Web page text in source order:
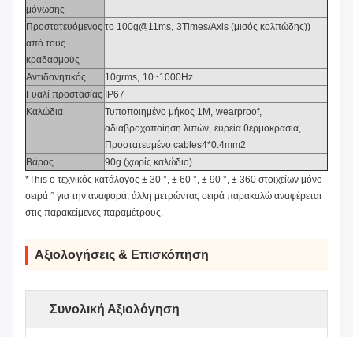
μόνωσης
Προστατευόμενος
από τους
κραδασμούς
το 100g@11ms, 3Times/Axis (μισός κολπώδης))
Αντιδονητικός 10grms, 10~1000Hz
Γυαλί προστασίας
IP67
Καλώδια
Τυποποιημένο μήκος 1M , wearproof,
αδιαβροχοποίηση λιπών, ευρεία θερμοκρασία,
Προστατευμένο cables4*0.4mm2
Βάρος
90g (χωρίς καλώδιο)
*This ο τεχνικός κατάλογος ± 30 °, ± 60 °, ± 90 °, ± 360 στοιχείων μόνο
σειρά ° για την αναφορά, άλλη μετρώντας σειρά παρακαλώ αναφέρεται
στις παρακείμενες παραμέτρους.
Αξιολογήσεις & Επισκόπηση
Συνολική Αξιολόγηση